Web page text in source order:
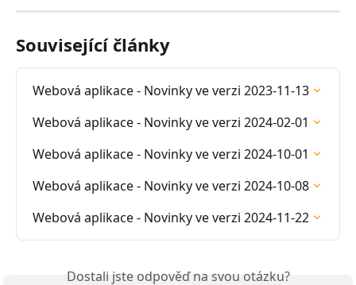
Související články
Webová aplikace - Novinky ve verzi 2023-11-13
Webová aplikace - Novinky ve verzi 2024-02-01
Webová aplikace - Novinky ve verzi 2024-10-01
Webová aplikace - Novinky ve verzi 2024-10-08
Webová aplikace - Novinky ve verzi 2024-11-22
Dostali jste odpověď na svou otázku?